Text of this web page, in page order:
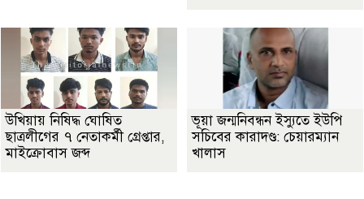
উখিয়ায় নিষিদ্ধ ঘোষিত
ছাত্রলীগের ৭ নেতাকর্মী গ্রেপ্তার,
মাইক্রোবাস জব্দ
ভূয়া জন্মনিবন্ধন ইস্যুতে ইউপি
সচিবের কারাদণ্ড: চেয়ারম্যান
খালাস